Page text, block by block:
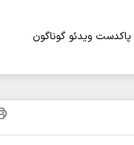
پاکدست ویدئو گوناگون